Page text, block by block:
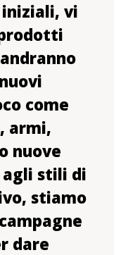
vi
come
armi,
nuove
stili di
stiamo
dare